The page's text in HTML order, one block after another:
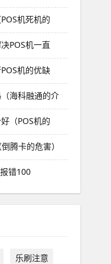
机死机的
POS机一直
机的优缺
海科融通的介
（POS机的
腾卡的危害）
错100
乐刷注意